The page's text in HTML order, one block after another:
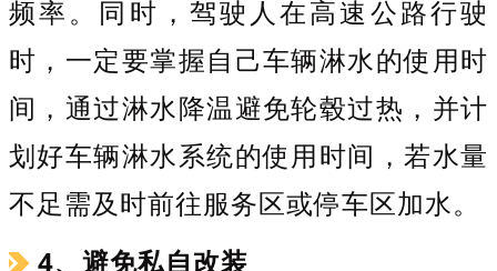
频率。同时，驾驶人在高速公路行驶
时，一定要掌握自己车辆淋水的使用时
间，通过淋水降温避免轮毂过热，并计
划好车辆淋水系统的使用时间，若水量
不足需及时前往服务区或停车区加水。
4、避免私自改装